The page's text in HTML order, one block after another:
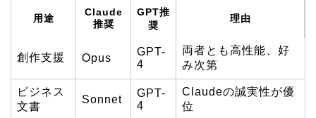
用途
Claude
推奨
GPT推
奨
理由
創作支援 Opus
GPT-
4
両者とも高性能、好
み次第
ビジネス
文書
Sonnet
GPT-
4
Claudeの誠実性が優
位